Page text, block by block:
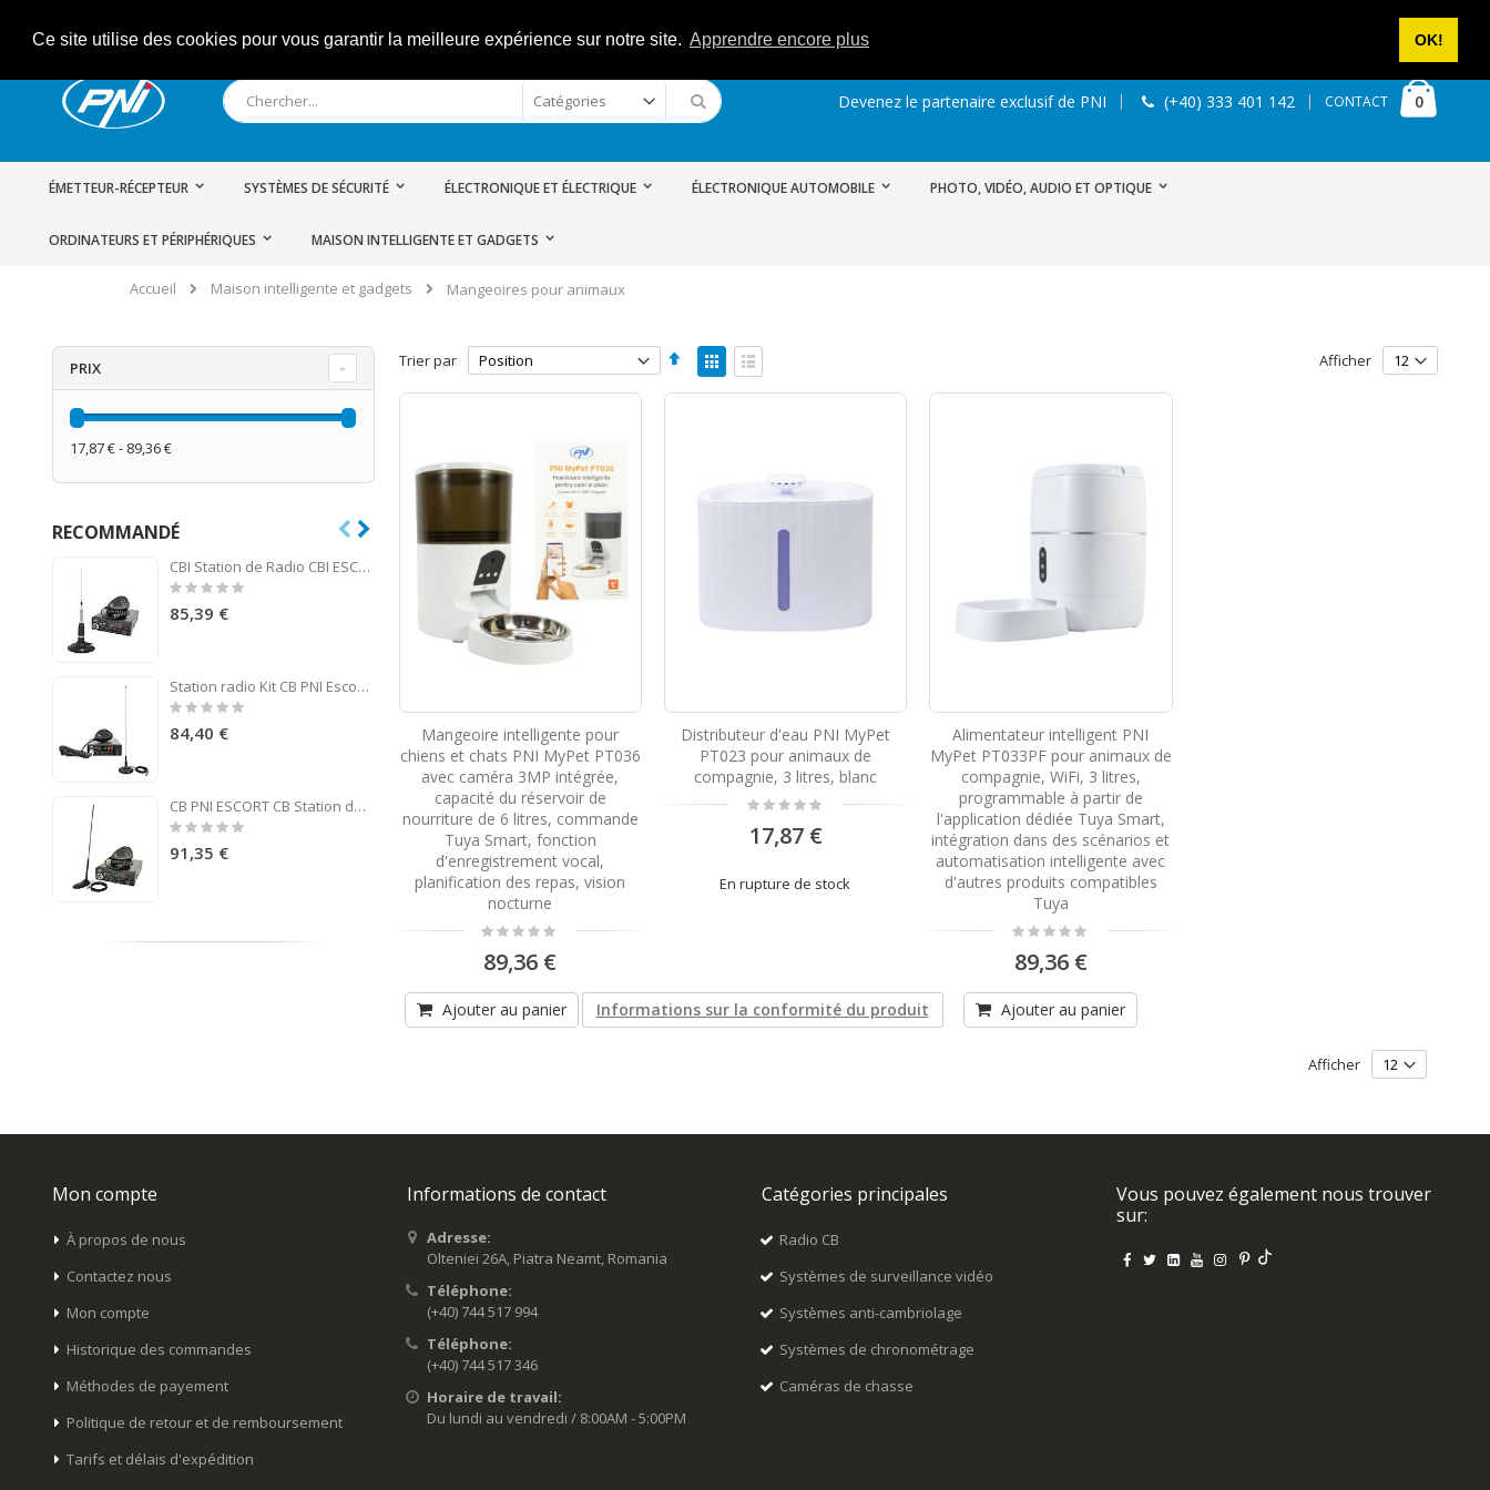
Ce site utilise des cookies pour vous garantir la meilleure expérience sur notre site. Apprendre encore plus OK!
au
CRÉER UN COMPTE
0articles
Rechercher
Devenez le partenaire exclusif de PNI (+40) 333 401 142 CONTACT
ÉMETTEUR-RÉCEPTEUR SYSTÈMES DE SÉCURITÉ ÉLECTRONIQUE ET ÉLECTRIQUE ÉLECTRONIQUE AUTOMOBILE PHOTO, VIDÉO, AUDIO ET OPTIQUE
ORDINATEURS ET PÉRIPHÉRIQUES MAISON INTELLIGENTE ET GADGETS
Accueil Maison intelligente et gadgets Mangeoires pour animaux
Trier par
Par
ordre
décroissant
Afficher
en
GrilleListe
Afficher
Mangeoire intelligente pour
chiens et chats PNI MyPet PT036
avec caméra 3MP intégrée,
capacité du réservoir de
nourriture de 6 litres, commande
Tuya Smart, fonction
d'enregistrement vocal,
planification des repas, vision
nocturne
Rating:
0%
89,36 €
Ajouter au panier Informations sur la conformité du produit
Distributeur d'eau PNI MyPet
PT023 pour animaux de
compagnie, 3 litres, blanc
Rating:
0%
17,87 €
En rupture de stock
Alimentateur intelligent PNI
MyPet PT033PF pour animaux de
compagnie, WiFi, 3 litres,
programmable à partir de
l'application dédiée Tuya Smart,
intégration dans des scénarios et
automatisation intelligente avec
d'autres produits compatibles
Tuya
Rating:
0%
89,36 €
Ajouter au panier
Afficher
PRIX
17,87 € - 89,36 €
RECOMMANDÉ
CBI Station de Radio CBI ESCORT CB 8024 ASQ + CB PNI ML160 Antenne avec Aimant
Rating:
0%
85,39 €
Station radio Kit CB PNI Escort HP 8001L ASQ + antenne CB PNI ML145 avec aimant 145/PL
Rating:
0%
84,40 €
CB PNI ESCORT CB Station de radio CB 8024 ASQ 12 / 24V + CB PNI Extra 45 antenne
Rating:
0%
91,35 €
Rating:
0%
74,47 €
0%
79,43 €
Mon compte
À propos de nous
Contactez nous
Mon compte
Historique des commandes
Méthodes de payement
Politique de retour et de remboursement
Tarifs et délais d'expédition
Informations de contact
Adresse:
Olteniei 26A, Piatra Neamt, Romania
Téléphone:
(+40) 744 517 994
Téléphone:
(+40) 744 517 346
Horaire de travail:
Du lundi au vendredi / 8:00AM - 5:00PM
Catégories principales
Radio CB
Systèmes de surveillance vidéo
Systèmes anti-cambriolage
Systèmes de chronométrage
Caméras de chasse
Vous pouvez également nous trouver
sur: